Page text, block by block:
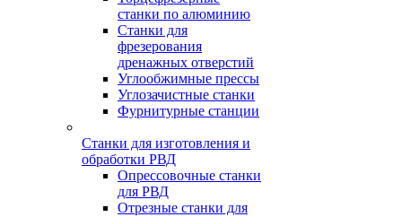
станки по алюминию
Станки для
фрезерования
дренажных отверстий
Углообжимные прессы
Углозачистные станки
Фурнитурные станции
Станки для изготовления и
обработки РВД
Опрессовочные станки
для РВД
Отрезные станки для